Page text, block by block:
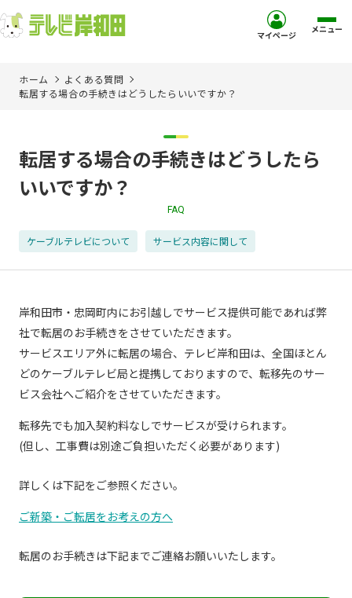
ホーム
お客様サポート
お知らせ
ご加入を検討中の方
現在ご利用中の方
お問い合わせ
お問い合わせ
料請求
マイページ メニュー
ホーム
よくある質問
転居する場合の手続きはどうしたらいいですか？
転居する場合の手続きはどうしたら
いいですか？
FAQ
ケーブルテレビについて サービス内容に関して
岸和田市・忠岡町内にお引越しでサービス提供可能であれば弊
社で転居のお手続きをさせていただきます。
サービスエリア外に転居の場合、テレビ岸和田は、全国ほとん
どのケーブルテレビ局と提携しておりますので、転移先のサー
ビス会社へご紹介をさせていただきます。
転移先でも加入契約料なしでサービスが受けられます。
(但し、工事費は別途ご負担いただく必要があります)
詳しくは下記をご参照ください。
ご新築・ご転居をお考えの方へ
転居のお手続きは下記までご連絡お願いいたします。